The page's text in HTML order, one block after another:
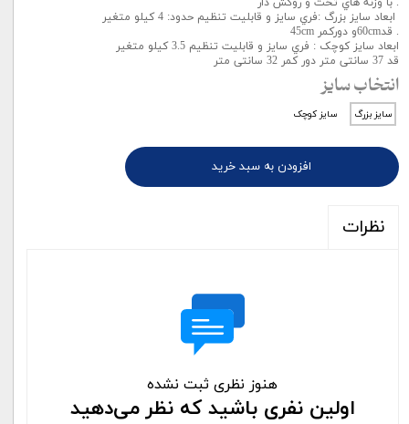
ابعاد سایز بزرگ :فري سايز و قابليت تنظيم حدود: 4 کيلو متغير
. قد60cmو دورکمر 45cm
ابعاد سایز کوچک : فري سايز و قابليت تنظيم 3.5 کیلو متغیر
قد 37 سانتی متر دور کمر 32 سانتی متر
انتخاب سایز
سایز بزرگ سایز کوچک
افزودن به سبد خرید
نظرات
هنوز نظری ثبت نشده
اولین نفری باشید که نظر می‌دهید